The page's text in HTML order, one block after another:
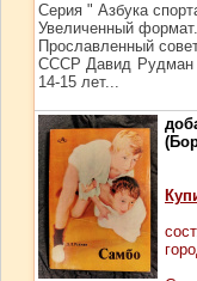
Серия " Азбука
Увеличенный формат.
Прославленный
СССР Давид Рудман
14-15 лет...